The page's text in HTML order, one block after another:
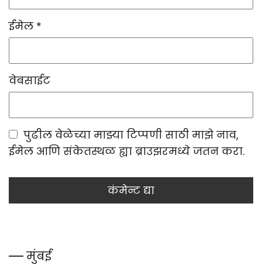
ईमेल *
वेबसाईट
पुढील वेळेच्या माझ्या टिप्पणी साठी माझे नाव,
ईमेल आणि संकेतस्थळ ह्या ब्राउझरमध्ये जतन करा.
मुंबई